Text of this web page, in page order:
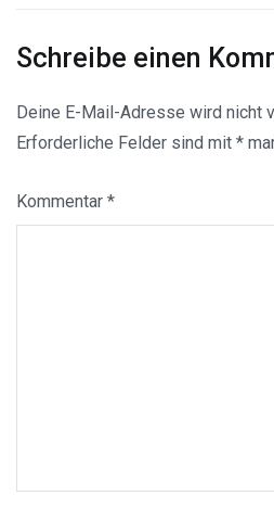
Schreibe einen
Deine E-Mail-Adresse wird nicht
Erforderliche Felder sind mit *
Kommentar *